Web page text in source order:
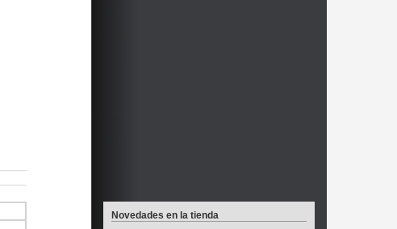
Novedades en la tienda